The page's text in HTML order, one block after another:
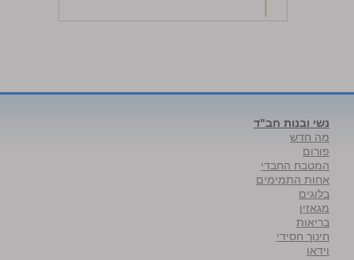
נשי ובנות חב"ד
מה חדש
פורום
המטבח החבדי
אחות התמימים
בלוגים
מגאזין
בריאות
חינוך חסידי
וידאו